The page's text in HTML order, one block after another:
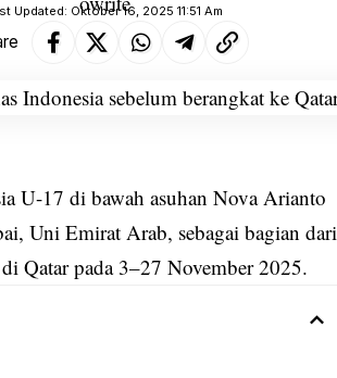
Updated: Oktober 16, 2025 11:51 Am
U-17 di bawah asuhan Nova Arianto
Uni Emirat Arab, sebagai bagian dari
Qatar pada 3–27 November 2025.